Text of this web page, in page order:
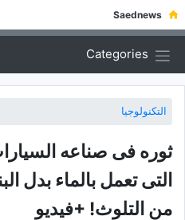
Saednews
Categories
التكنولوجيا
ثوره فی صناعه
التی تعمل بالماء بدل
من التلوث! +فیدیو